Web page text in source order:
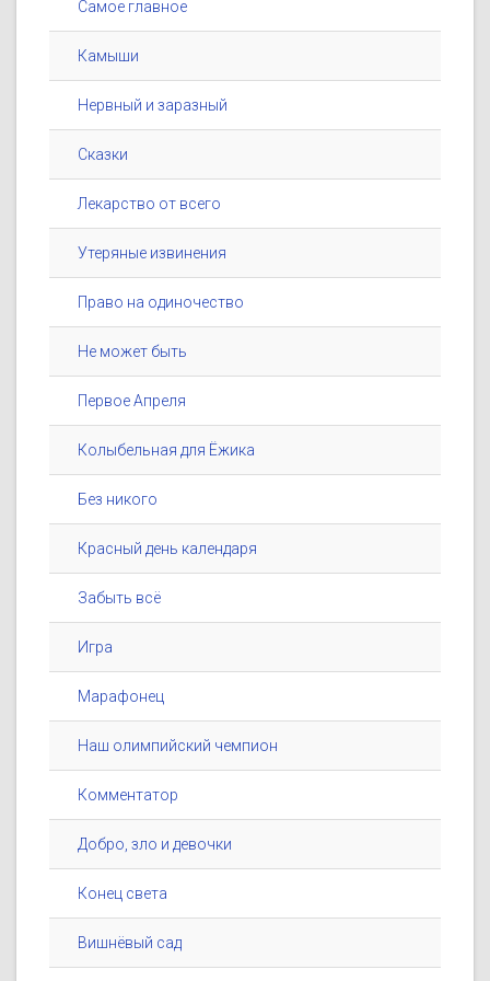
Самое главное
Камыши
Нервный и заразный
Сказки
Лекарство от всего
Утеряные извинения
Право на одиночество
Не может быть
Первое Апреля
Колыбельная для Ёжика
Без никого
Красный день календаря
Забыть всё
Игра
Марафонец
Наш олимпийский чемпион
Комментатор
Добро, зло и девочки
Конец света
Вишнёвый сад